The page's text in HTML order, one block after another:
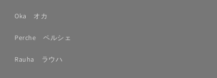
Oka オカ
Perche ペルシェ
Rauha ラウハ